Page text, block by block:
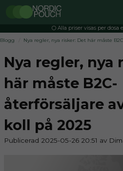
⚪️ Alla priser visas per dosa
Blogg
Nya regler, nya risker: Det här måste
Nya regler, nya
här måste B2C-
återförsäljare
koll på 2025
Publicerad 2025-05-26 20:51 av